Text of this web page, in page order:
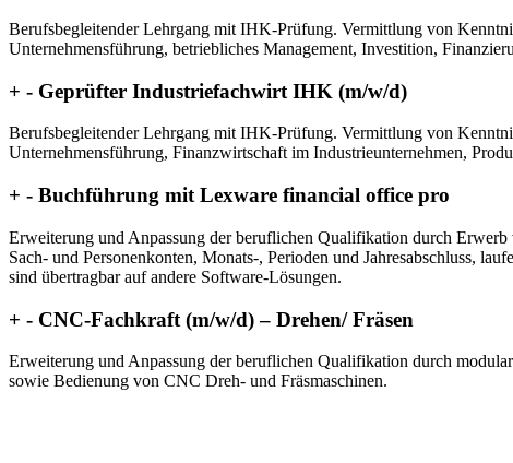
Berufsbegleitender Lehrgang mit IHK-Prüfung. Vermittlung von
Unternehmensführung, betriebliches Management, Investition,
+ - Geprüfter Industriefachwirt IHK (m/w/d)
Berufsbegleitender Lehrgang mit IHK-Prüfung. Vermittlung von
Unternehmensführung, Finanzwirtschaft im Industrieunternehmen,
+ - Buchführung mit Lexware financial office pro
Erweiterung und Anpassung der beruflichen Qualifikation durch
Sach- und Personenkonten, Monats-, Perioden und Jahresabschluss,
sind übertragbar auf andere Software-Lösungen.
+ - CNC-Fachkraft (m/w/d) – Drehen/ Fräsen
Erweiterung und Anpassung der beruflichen Qualifikation durch
sowie Bedienung von CNC Dreh- und Fräsmaschinen.